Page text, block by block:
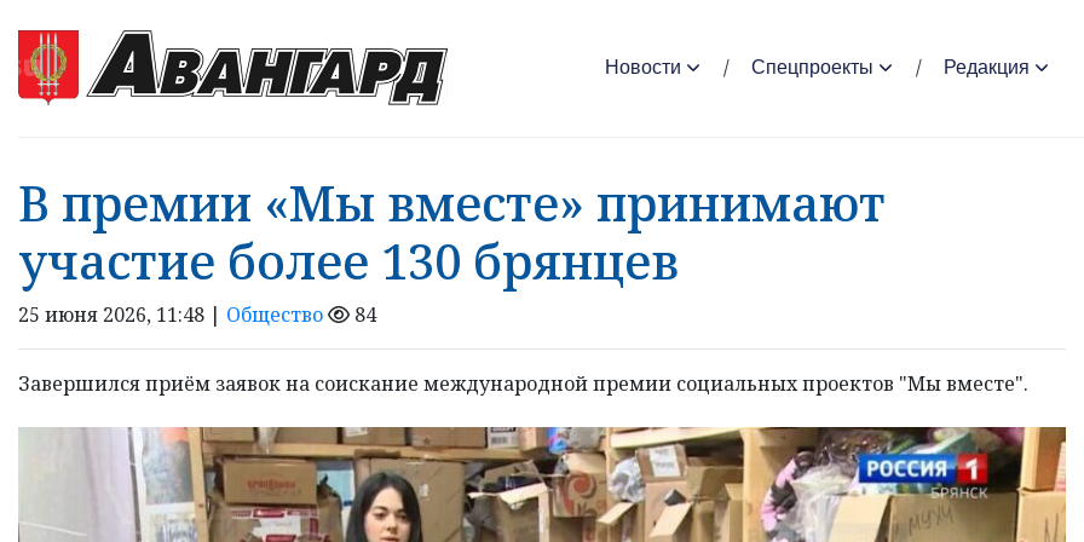
Новости Спецпроекты Редакция
В премии «Мы вместе» принимают
участие более 130 брянцев
25 июня 2026, 11:48 | Общество 84
Завершился приём заявок на соискание международной премии социальных проектов "Мы вместе".